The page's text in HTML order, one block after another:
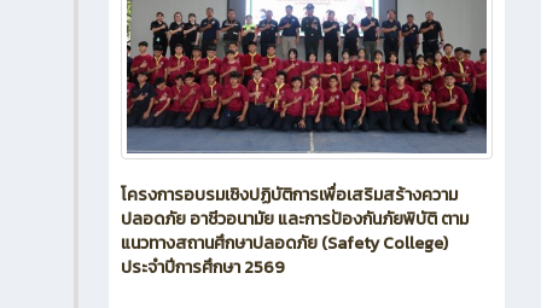
โครงการอบรมเชิงปฏิบัติการเพื่อเสริมสร้างความ
ปลอดภัย อาชีวอนามัย และการป้องกันภัยพิบัติ ตาม
แนวทางสถานศึกษาปลอดภัย (Safety College)
ประจำปีการศึกษา 2569